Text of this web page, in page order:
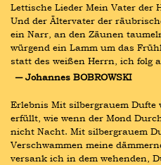
Lettische Lieder Mein Vater der
Und der Ältervater der
ein Narr, an den Zäunen
würgend ein Lamm um das
statt des weißen Herrn, ich folg
― Johannes BOBROWSKI
Erlebnis Mit silbergrauem Dufte
erfüllt, wie wenn der Mond
nicht Nacht. Mit silbergrauem
Verschwammen meine
versank ich in dem wehenden,